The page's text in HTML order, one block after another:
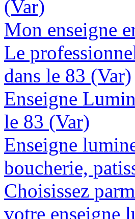
(Var)
Mon enseigne
Le
dans le 83 (Var)
Enseigne
le 83 (Var)
Enseigne
boucherie,
Choisissez
votre enseigne